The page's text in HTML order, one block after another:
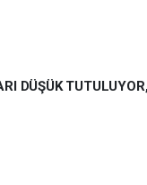
DÜŞÜK